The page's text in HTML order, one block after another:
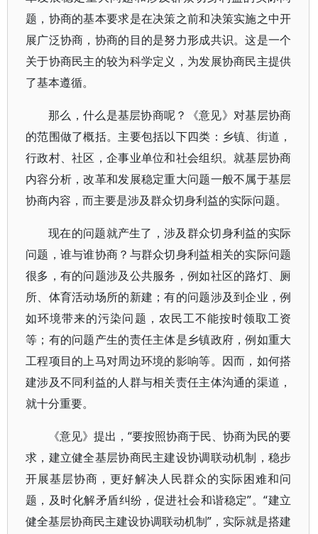
题，协商的基本要求是在决策之前和决策实施之中开
展广泛协商，协商的目的是努力形成共识。这是一个
关于协商民主的较为科学定义，为发展协商民主提供
了基本遵循。
那么，什么是基层协商呢？《意见》对基层协商
的范围做了概括。主要包括以下四类：乡镇、街道，
行政村、社区，企事业单位和社会组织。就基层协商
内容分析，改革和发展稳定重大问题一般不属于基层
协商内容，而主要是涉及群众切身利益的实际问题。
现在的问题就产生了，涉及群众切身利益的实际
问题，谁与谁协商？与群众切身利益相关的实际问题
很多，有的问题涉及公共服务，例如社区的路灯、厕
所、体育活动场所的新建；有的问题涉及到企业，例
如环境带来的污染问题，农民工不能按时领取工资
等；有的问题产生的责任主体是乡镇政府，例如重大
工程项目的上马对周边环境的影响等。因而，如何搭
建涉及不同利益的人群与相关责任主体沟通的渠道，
就十分重要。
《意见》提出，“要按照协商于民、协商为民的要
求，建立健全基层协商民主建设协调联动机制，稳步
开展基层协商，更好解决人民群众的实际困难和问
题，及时化解矛盾纠纷，促进社会和谐稳定”。“建立
健全基层协商民主建设协调联动机制”，实际就是搭建